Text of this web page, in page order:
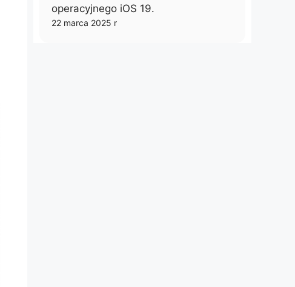
operacyjnego iOS 19.
22 marca 2025 r